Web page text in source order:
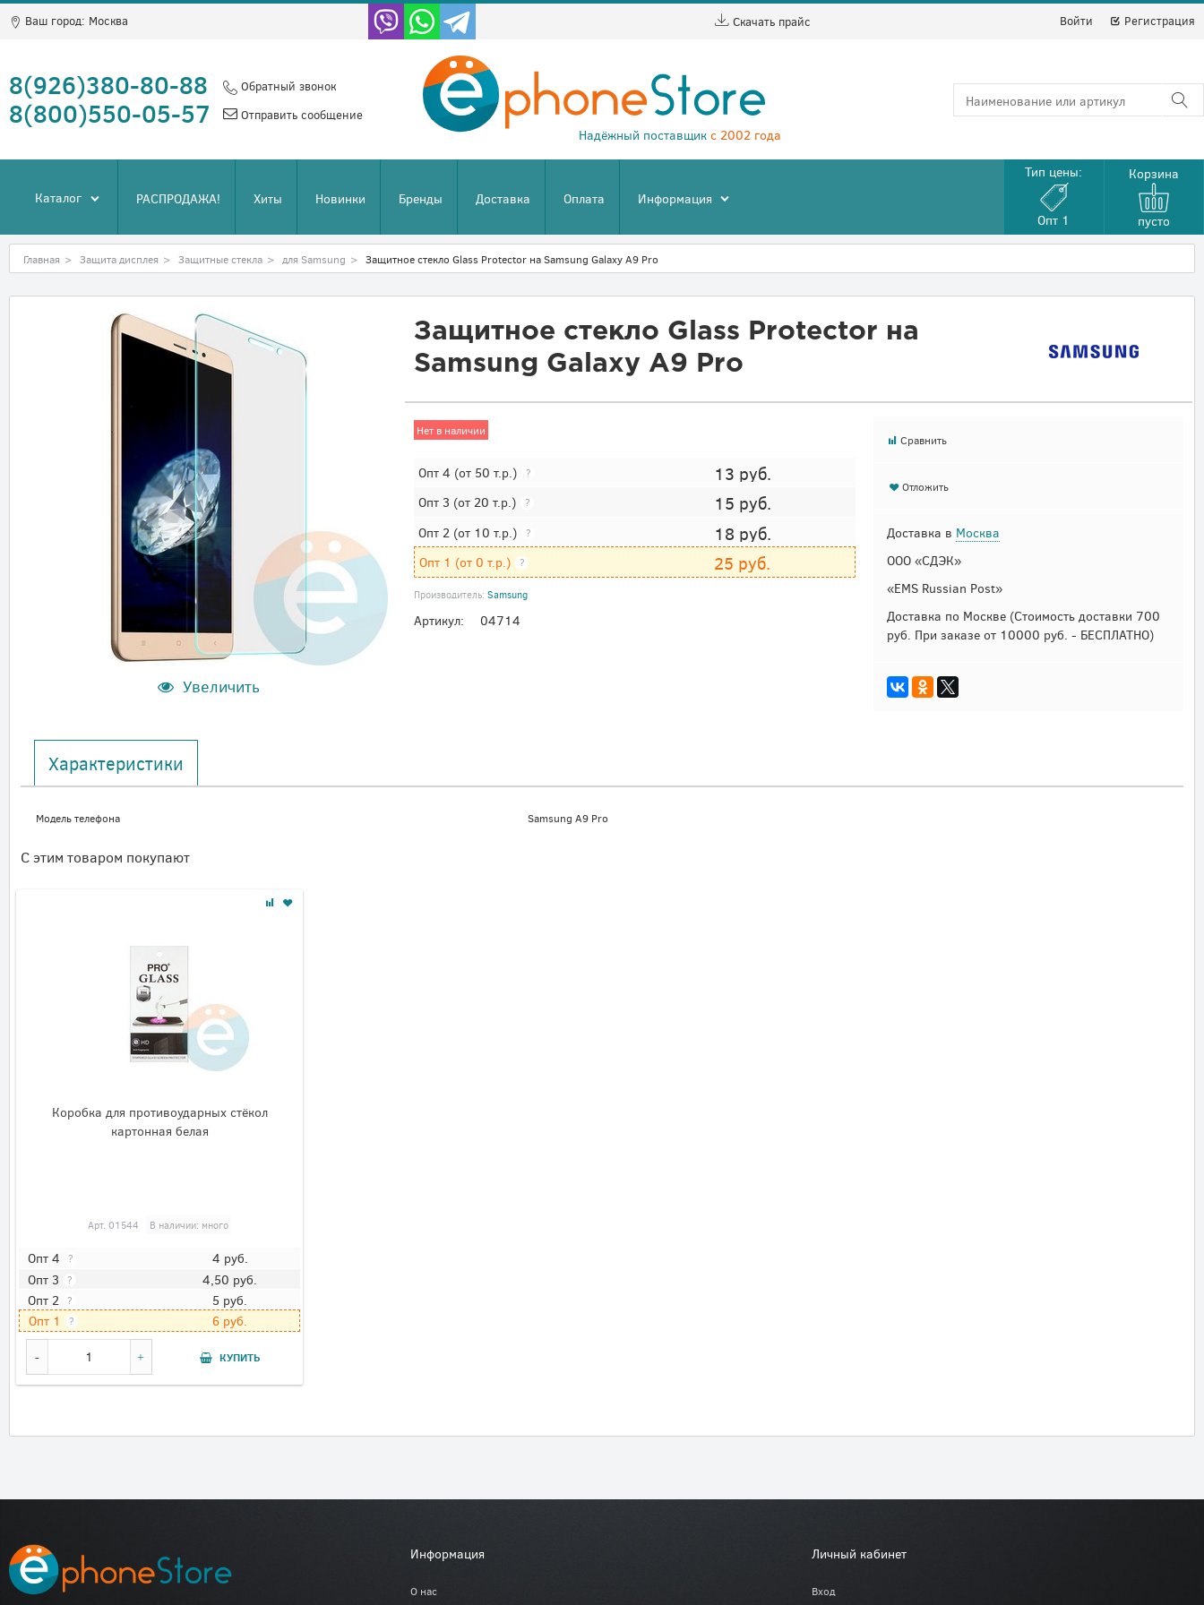
Ваш город: Москва Скачать прайс Войти Регистрация
8(926)380-80-88
8(800)550-05-57
Обратный звонок
Отправить сообщение
Надёжный поставщик с 2002 года
Каталог РАСПРОДАЖА! Хиты Новинки Бренды Доставка Оплата Информация
Тип цены:
Опт 1
Корзина
пусто
Главная > Защита дисплея > Защитные стекла > для Samsung > Защитное стекло Glass Protector на Samsung Galaxy A9 Pro
Увеличить
Защитное стекло Glass Protector на
Samsung Galaxy A9 Pro
Нет в наличии
Опт 4 (от 50 т.р.) ? 13 руб.
Опт 3 (от 20 т.р.) ? 15 руб.
Опт 2 (от 10 т.р.) ? 18 руб.
Опт 1 (от 0 т.р.) ? 25 руб.
Производитель:Samsung
Артикул: 04714
Сравнить
Отложить
Доставка в Москва
ООО «СДЭК»
«EMS Russian Post»
Доставка по Москве (Стоимость доставки 700
руб. При заказе от 10000 руб. - БЕСПЛАТНО)
Характеристики
Модель телефона Samsung A9 Pro
С этим товаром покупают
Коробка для противоударных стёкол
картонная белая
Арт.01544 В наличии: много
Опт 4 ? 4 руб.
Опт 3 ? 4,50 руб.
Опт 2 ? 5 руб.
Опт 1 ? 6 руб.
КУПИТЬ
Информация
О нас
Личный кабинет
Вход